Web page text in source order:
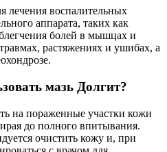
лечения воспалительных
аппарата, таких как
болей в мышцах и
растяжениях и ушибах, а
мазь Долгит?
на пораженные участки кожи
до полного впитывания.
очистить кожу и, при